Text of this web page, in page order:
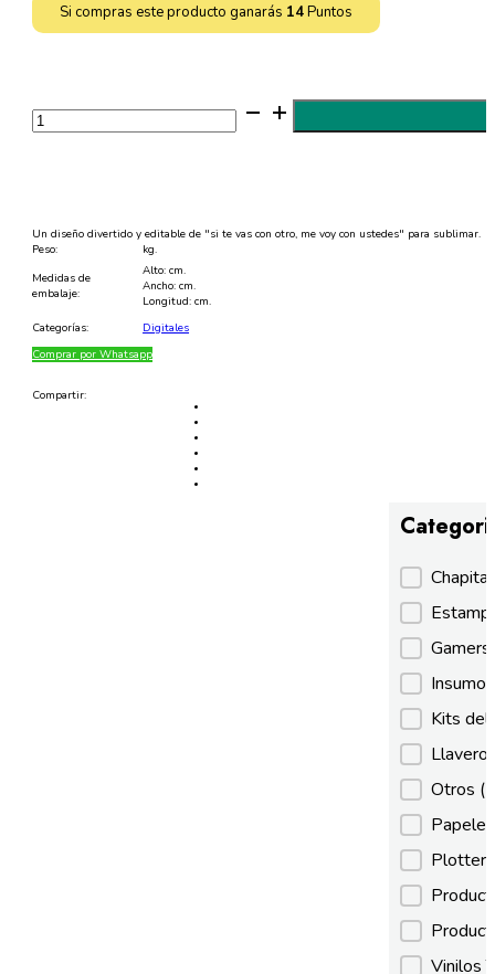
Si compras este producto ganarás 14Puntos
Un
diseño
editable
mujer
se
con
otro"
sublimar
SVG
Un diseño divertido y editable de "si te vas con otro, me voy con ustedes" para sublimar.
Peso:
kg.
Medidas de
embalaje:
Alto: cm.
Ancho: cm.
Longitud: cm.
Categorías:
Digitales
Comprar por Whatsapp
Compartir:
Gamers
Kits
Otros
Vinilos